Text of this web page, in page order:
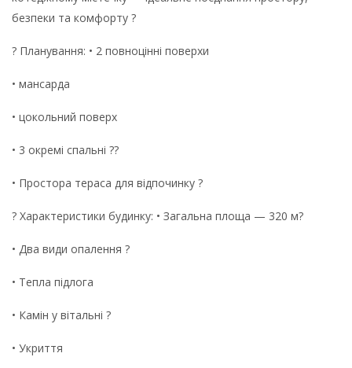
безпеки та комфорту ?
? Планування: • 2 повноцінні поверхи
• мансарда
• цокольний поверх
• 3 окремі спальні ??
• Простора тераса для відпочинку ?
? Характеристики будинку: • Загальна площа — 320 м?
• Два види опалення ?
• Тепла підлога
• Камін у вітальні ?
• Укриття